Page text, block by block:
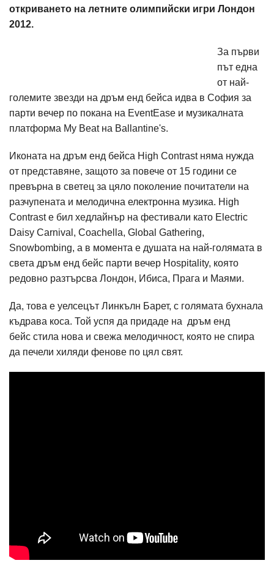
откриването на летните олимпийски игри Лондон
2012.
За първи
път една
от най-
големите звезди на дръм енд бейса идва в София за
парти вечер по покана на EventEase и музикалната
платформа My Beat на Ballantine's.
Иконата на дръм енд бейса High Contrast няма нужда
от представяне, защото за повече от 15 години се
превърна в светец за цяло поколение почитатели на
разчупената и мелодична електронна музика. High
Contrast е бил хедлайнър на фестивали като Electric
Daisy Carnival, Coachella, Global Gathering,
Snowbombing, а в момента е душата на най-голямата в
света дръм енд бейс парти вечер Hospitality, която
редовно разтърсва Лондон, Ибиса, Прага и Маями.
Да, това е уелсецът Линкълн Барет, с голямата бухнала
къдрава коса. Той успя да придаде на дръм енд
бейс стила нова и свежа мелодичност, която не спира
да печели хиляди фенове по цял свят.